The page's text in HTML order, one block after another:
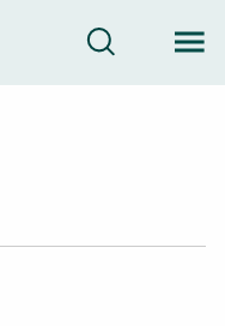
Søk